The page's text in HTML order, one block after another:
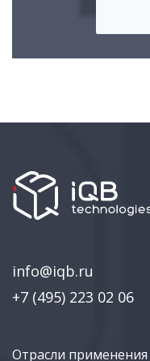
info@iqb.ru
+7 (495) 223 02 06
Отрасли применения